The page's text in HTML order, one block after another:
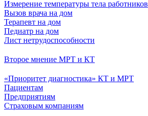
Измерение температуры тела работников
Вызов врача на дом
Терапевт на дом
Педиатр на дом
Лист нетрудоспособности
Второе мнение МРТ и КТ
«Приоритет диагностика» КТ и МРТ
Пациентам
Предприятиям
Страховым компаниям